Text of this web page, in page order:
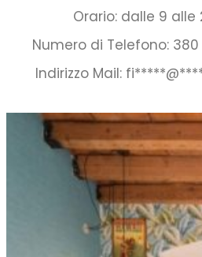
Orario: dalle 9 alle
Numero di Telefono: 380
Indirizzo Mail: fi*****@